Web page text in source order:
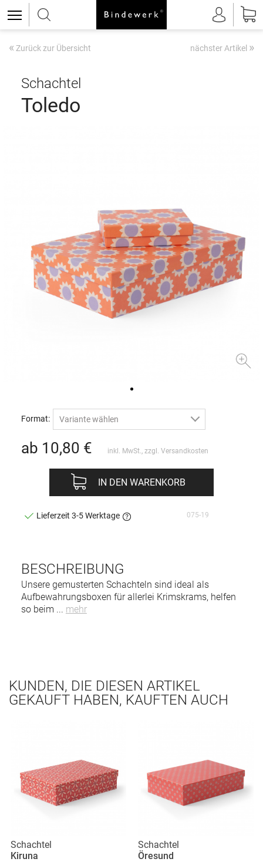
« Zurück zur Übersicht nächster Artikel »
Schachtel
Toledo
BESCHREIBUNG
Unsere gemusterten Schachteln sind ideal als
Aufbewahrungsboxen für allerlei Krimskrams, helfen
so beim ... mehr
Format: Variante wählen
ab 10,80 € inkl. MwSt., zzgl. Versandkosten
IN DEN WARENKORB
Lieferzeit 3-5 Werktage 075-19
KUNDEN, DIE DIESEN ARTIKEL
GEKAUFT HABEN, KAUFTEN AUCH
Schachtel
Kiruna
Schachtel
Öresund